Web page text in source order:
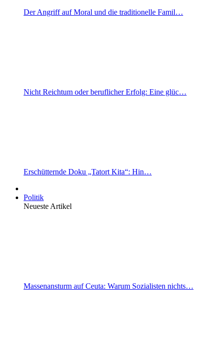
Der Angriff auf Moral und die traditionelle Famil…
Nicht Reichtum oder beruflicher Erfolg: Eine glüc…
Erschütternde Doku „Tatort Kita“: Hin…
Politik
Neueste Artikel
Massenansturm auf Ceuta: Warum Sozialisten nichts…